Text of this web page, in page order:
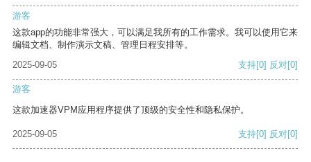
游客
这款app的功能非常强大，可以满足我所有的工作需求。我可以使用它来
编辑文档、制作演示文稿、管理日程安排等。
2025-09-05
支持[0] 反对[0]
游客
这款加速器VPM应用程序提供了顶级的安全性和隐私保护。
2025-09-05 支持[0] 反对[0]